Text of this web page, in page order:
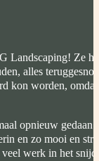
Landscaping! Ze
alles
kon worden,
opnieuw gedaan
en zo mooi en
werk in het